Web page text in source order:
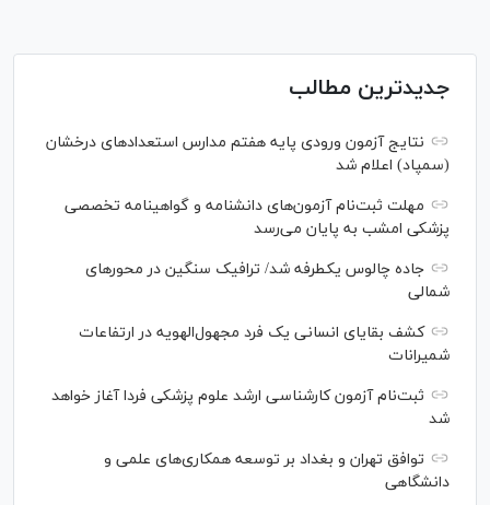
جدیدترین مطالب
نتایج آزمون ورودی پایه هفتم مدارس استعدادهای درخشان
(سمپاد) اعلام شد
مهلت ثبت‌نام آزمون‌های دانشنامه و گواهینامه تخصصی
پزشکی امشب به پایان می‌رسد
جاده چالوس یکطرفه شد/ ترافیک سنگین در محورهای
شمالی
کشف بقایای انسانی یک فرد مجهول‌الهویه در ارتفاعات
شمیرانات
ثبت‌نام آزمون کارشناسی ارشد علوم پزشکی فردا آغاز خواهد
شد
توافق تهران و بغداد بر توسعه همکاری‌های علمی و
دانشگاهی